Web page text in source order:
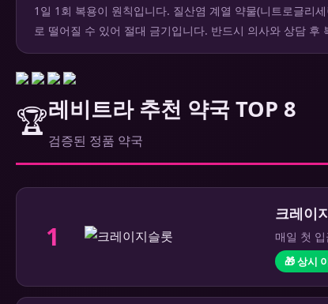
1일 1회 복용이 원칙입니다. 질산염 계열 약물(니트로글리
로 떨어질 수 있어 절대 금기입니다. 반드시 의사와 상담 후
🏆레비트라 추천 약국 TOP 8
검증된 정품 약국
1
크레이
매일 첫
🎁 상시